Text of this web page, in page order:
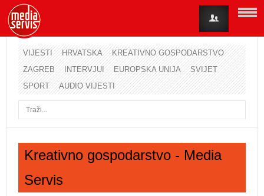
VIJESTI HRVATSKA
KREATIVNO GOSPODARSTVO
ZAGREB
INTERVJUI EUROPSKA UNIJA
SVIJET
SPORT
AUDIO VIJESTI
Kreativno gospodarstvo - Media
Servis
Korisničko ime
Lozinka